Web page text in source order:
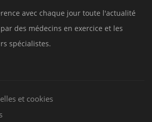
avec chaque jour toute l'actualité
des médecins en exercice et les
spécialistes.
et cookies